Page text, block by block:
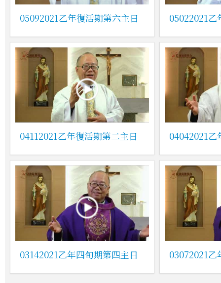
05092021乙年復活期第六主日 05022021乙
04112021乙年復活期第二主日 04042021乙
03142021乙年四旬期第四主日 03072021乙